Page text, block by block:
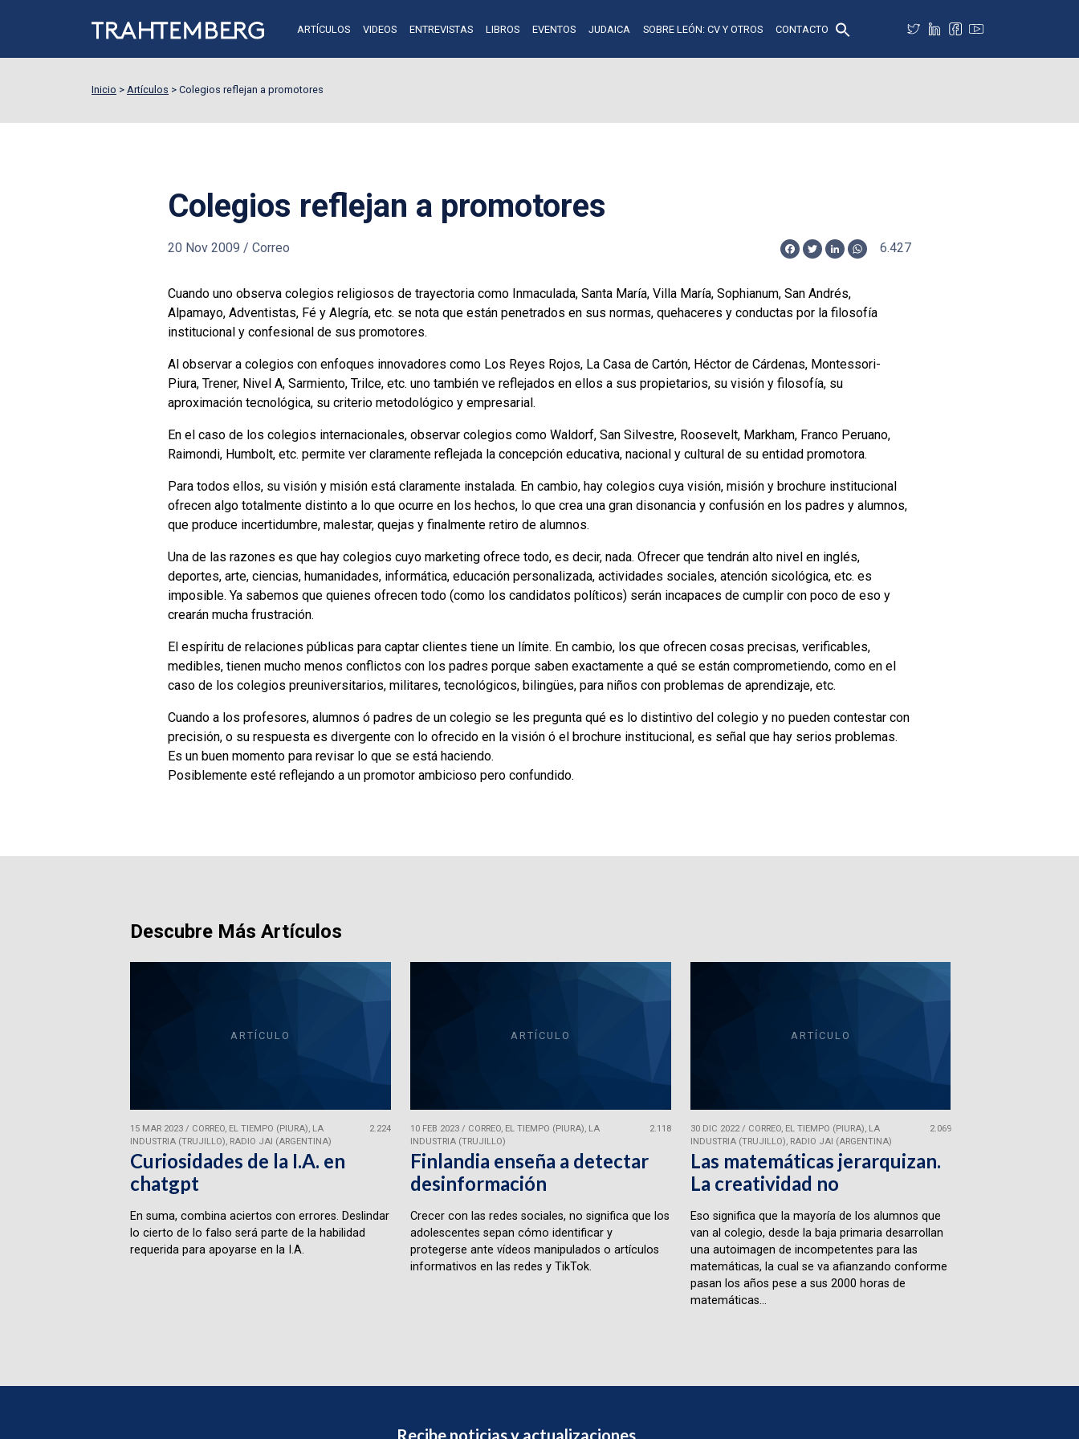
ARTÍCULOS VIDEOS ENTREVISTAS LIBROS EVENTOS JUDAICA SOBRE LEÓN: CV Y OTROS CONTACTO
Inicio > Artículos > Colegios reflejan a promotores
Colegios reflejan a promotores
20 Nov 2009 / Correo
Facebook
TwitterLinkedInWhatsApp
6.427
Cuando uno observa colegios religiosos de trayectoria como Inmaculada, Santa María, Villa María, Sophianum, San Andrés,
Alpamayo, Adventistas, Fé y Alegría, etc. se nota que están penetrados en sus normas, quehaceres y conductas por la filosofía
institucional y confesional de sus promotores.
Al observar a colegios con enfoques innovadores como Los Reyes Rojos, La Casa de Cartón, Héctor de Cárdenas, Montessori-
Piura, Trener, Nivel A, Sarmiento, Trilce, etc. uno también ve reflejados en ellos a sus propietarios, su visión y filosofía, su
aproximación tecnológica, su criterio metodológico y empresarial.
En el caso de los colegios internacionales, observar colegios como Waldorf, San Silvestre, Roosevelt, Markham, Franco Peruano,
Raimondi, Humbolt, etc. permite ver claramente reflejada la concepción educativa, nacional y cultural de su entidad promotora.
Para todos ellos, su visión y misión está claramente instalada. En cambio, hay colegios cuya visión, misión y brochure institucional
ofrecen algo totalmente distinto a lo que ocurre en los hechos, lo que crea una gran disonancia y confusión en los padres y alumnos,
que produce incertidumbre, malestar, quejas y finalmente retiro de alumnos.
Una de las razones es que hay colegios cuyo marketing ofrece todo, es decir, nada. Ofrecer que tendrán alto nivel en inglés,
deportes, arte, ciencias, humanidades, informática, educación personalizada, actividades sociales, atención sicológica, etc. es
imposible. Ya sabemos que quienes ofrecen todo (como los candidatos políticos) serán incapaces de cumplir con poco de eso y
crearán mucha frustración.
El espíritu de relaciones públicas para captar clientes tiene un límite. En cambio, los que ofrecen cosas precisas, verificables,
medibles, tienen mucho menos conflictos con los padres porque saben exactamente a qué se están comprometiendo, como en el
caso de los colegios preuniversitarios, militares, tecnológicos, bilingües, para niños con problemas de aprendizaje, etc.
Cuando a los profesores, alumnos ó padres de un colegio se les pregunta qué es lo distintivo del colegio y no pueden contestar con
precisión, o su respuesta es divergente con lo ofrecido en la visión ó el brochure institucional, es señal que hay serios problemas.
Es un buen momento para revisar lo que se está haciendo.
Posiblemente esté reflejando a un promotor ambicioso pero confundido.
Descubre Más Artículos
ARTÍCULO
15 MAR 2023/ CORREO, EL TIEMPO (PIURA), LA
INDUSTRIA (TRUJILLO), RADIO JAI (ARGENTINA)
2.224
Curiosidades de la I.A. en
chatgpt
En suma, combina aciertos con errores. Deslindar
lo cierto de lo falso será parte de la habilidad
requerida para apoyarse en la I.A.
ARTÍCULO
10 FEB 2023/ CORREO, EL TIEMPO (PIURA), LA
INDUSTRIA (TRUJILLO)
2.118
Finlandia enseña a detectar
desinformación
Crecer con las redes sociales, no significa que los
adolescentes sepan cómo identificar y
protegerse ante vídeos manipulados o artículos
informativos en las redes y TikTok.
ARTÍCULO
30 DIC 2022/ CORREO, EL TIEMPO (PIURA), LA
INDUSTRIA (TRUJILLO), RADIO JAI (ARGENTINA)
2.069
Las matemáticas jerarquizan.
La creatividad no
Eso significa que la mayoría de los alumnos que
van al colegio, desde la baja primaria desarrollan
una autoimagen de incompetentes para las
matemáticas, la cual se va afianzando conforme
pasan los años pese a sus 2000 horas de
matemáticas...
Recibe noticias y actualizaciones.